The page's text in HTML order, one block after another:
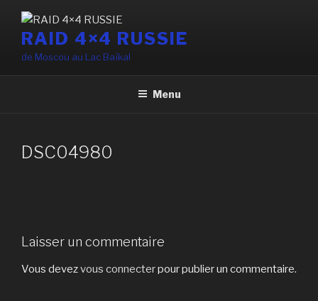
contenu
principal
RAID 4×4 RUSSIE
de Moscou au Lac Baïkal
Menu
DSC04980
Laisser un commentaire
Vous devezvous connecterpour publier un commentaire.